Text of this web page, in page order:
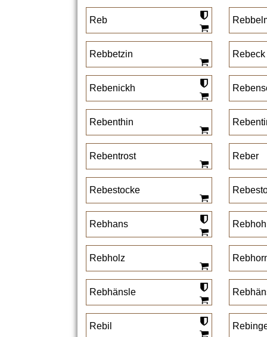
Reb
Rebbetzin Rebeck
Rebenickh
Rebenthin
Rebentrost Reber
Rebestocke
Rebhans
Rebholz
Rebhänsle
Rebil